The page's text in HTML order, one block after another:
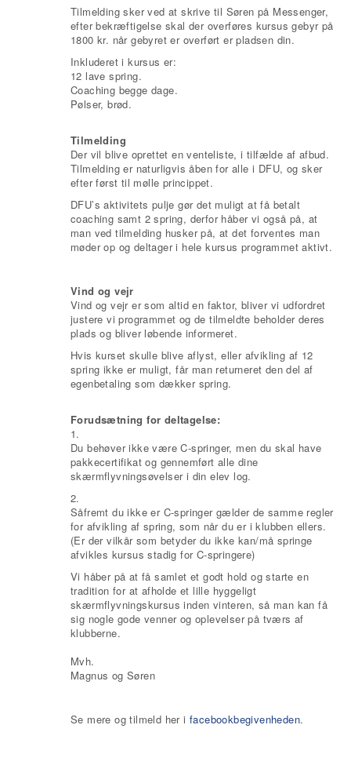
Tilmelding sker ved at skrive til Søren på Messenger,
efter bekræftigelse skal der overføres kursus gebyr på
1800 kr. når gebyret er overført er pladsen din.
Inkluderet i kursus er:
12 lave spring.
Coaching begge dage.
Pølser, brød.
Tilmelding
Der vil blive oprettet en venteliste, i tilfælde af afbud.
Tilmelding er naturligvis åben for alle i DFU, og sker
efter først til mølle princippet.
DFU’s aktivitets pulje gør det muligt at få betalt
coaching samt 2 spring, derfor håber vi også på, at
man ved tilmelding husker på, at det forventes man
møder op og deltager i hele kursus programmet aktivt.
Vind og vejr
Vind og vejr er som altid en faktor, bliver vi udfordret
justere vi programmet og de tilmeldte beholder deres
plads og bliver løbende informeret.
Hvis kurset skulle blive aflyst, eller afvikling af 12
spring ikke er muligt, får man returneret den del af
egenbetaling som dækker spring.
Forudsætning for deltagelse:
1.
Du behøver ikke være C-springer, men du skal have
pakkecertifikat og gennemført alle dine
skærmflyvningsøvelser i din elev log.
2.
Såfremt du ikke er C-springer gælder de samme regler
for afvikling af spring, som når du er i klubben ellers.
(Er der vilkår som betyder du ikke kan/må springe
afvikles kursus stadig for C-springere)
Vi håber på at få samlet et godt hold og starte en
tradition for at afholde et lille hyggeligt
skærmflyvningskursus inden vinteren, så man kan få
sig nogle gode venner og oplevelser på tværs af
klubberne.
Mvh.
Magnus og Søren
Se mere og tilmeld her i facebookbegivenheden.